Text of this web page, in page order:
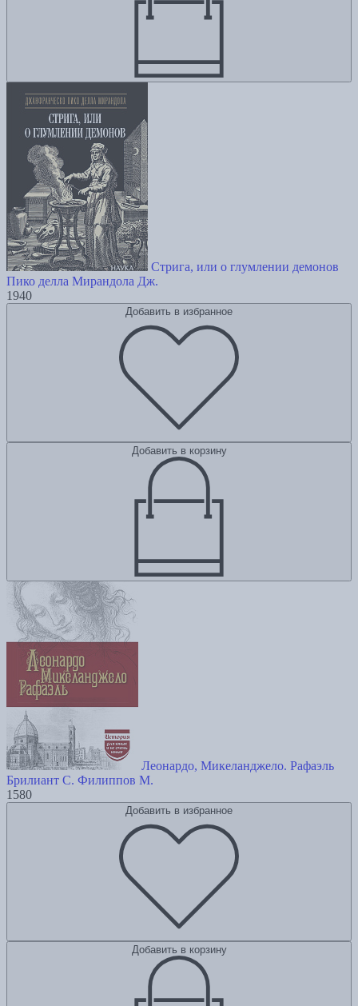
Стрига, или о глумлении демонов
Пико делла Мирандола Дж.
1940
Добавить в избранное
Добавить в корзину
Леонардо, Микеланджело. Рафаэль
Брилиант С. Филиппов М.
1580
Добавить в избранное
Добавить в корзину